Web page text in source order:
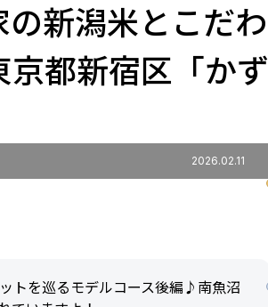
の新潟米とこだわ
京都新宿区「かず
2026.02.11
トを巡るモデルコース後編♪南魚沼